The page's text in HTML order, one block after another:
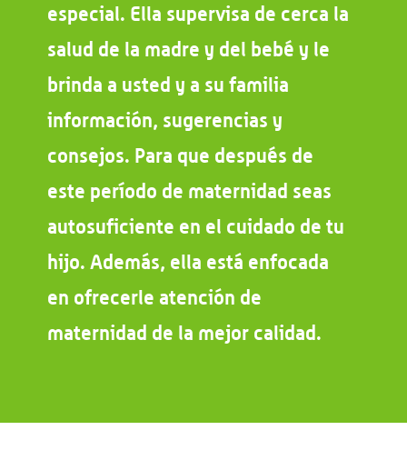
especial. Ella supervisa de cerca la
salud de la madre y del bebé y le
brinda a usted y a su familia
información, sugerencias y
consejos. Para que después de
este período de maternidad seas
autosuficiente en el cuidado de tu
hijo. Además, ella está enfocada
en ofrecerle atención de
maternidad de la mejor calidad.